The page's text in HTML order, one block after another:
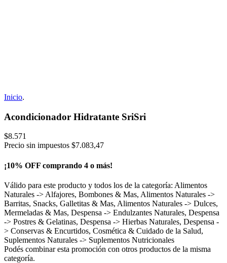
Inicio.
Acondicionador Hidratante SriSri
$8.571
Precio sin impuestos $7.083,47
¡10% OFF comprando 4 o más!
Válido para este producto y todos los de la categoría: Alimentos
Naturales -> Alfajores, Bombones & Mas, Alimentos Naturales ->
Barritas, Snacks, Galletitas & Mas, Alimentos Naturales -> Dulces,
Mermeladas & Mas, Despensa -> Endulzantes Naturales, Despensa
-> Postres & Gelatinas, Despensa -> Hierbas Naturales, Despensa -
> Conservas & Encurtidos, Cosmética & Cuidado de la Salud,
Suplementos Naturales -> Suplementos Nutricionales
Podés combinar esta promoción con otros productos de la misma
categoría.